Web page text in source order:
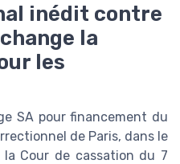
inédit contre
la
les
SA pour financement du
de Paris, dans le
la Cour de cassation du 7